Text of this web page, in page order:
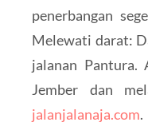
penerbangan
Melewati darat:
jalanan Pantura.
Jember dan
jalanjalanaja.com.